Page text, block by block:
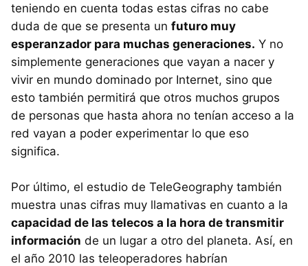
teniendo en cuenta todas estas cifras no cabe
duda de que se presenta un futuro muy
esperanzador para muchas generaciones. Y no
simplemente generaciones que vayan a nacer y
vivir en mundo dominado por Internet, sino que
esto también permitirá que otros muchos grupos
de personas que hasta ahora no tenían acceso a la
red vayan a poder experimentar lo que eso
significa.
Por último, el estudio de TeleGeography también
muestra unas cifras muy llamativas en cuanto a la
capacidad de las telecos a la hora de transmitir
información de un lugar a otro del planeta. Así, en
el año 2010 las teleoperadores habrían